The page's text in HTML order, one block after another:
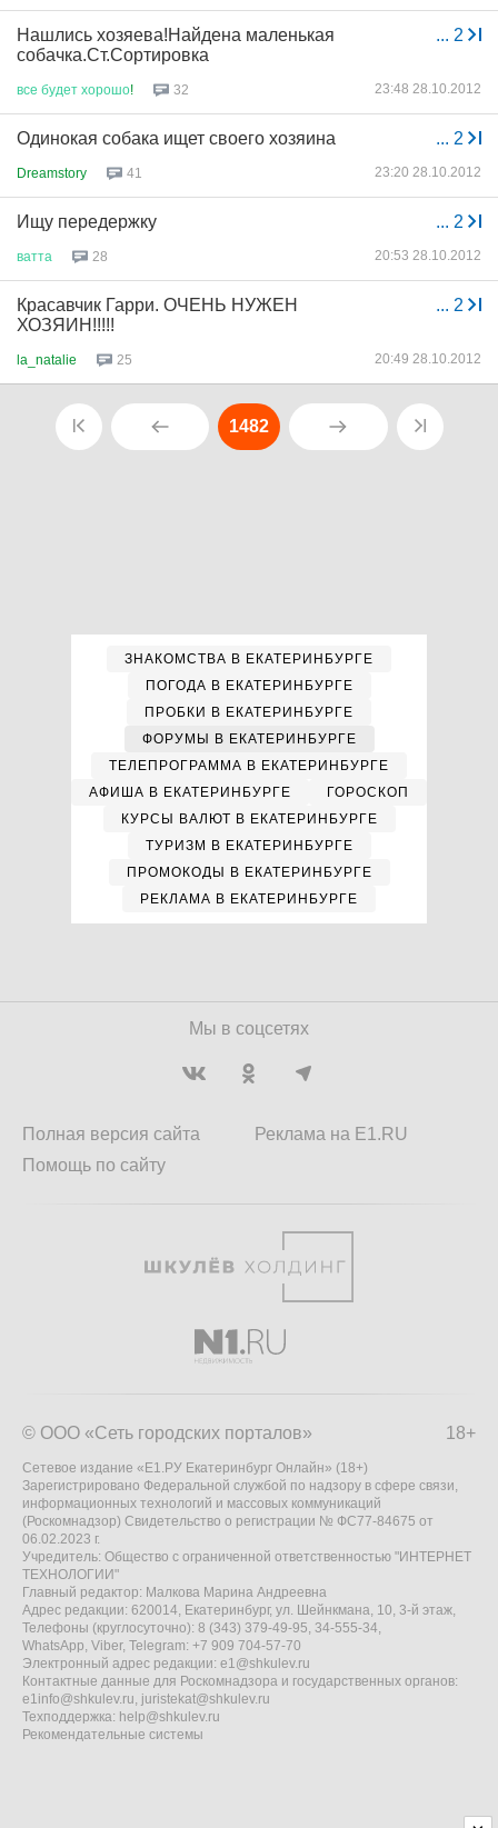
... 2
Нашлись хозяева!Найдена маленькая
собачка.Ст.Сортировка
все будет хорошо! 32 23:48 28.10.2012
... 2
Одинокая собака ищет своего хозяина
Dreamstory 41 23:20 28.10.2012
... 2
Ищу передержку
ватта 28 20:53 28.10.2012
... 2
Красавчик Гарри. ОЧЕНЬ НУЖЕН
ХОЗЯИН!!!!!
la_natalie 25 20:49 28.10.2012
1482
ЗНАКОМСТВА В ЕКАТЕРИНБУРГЕ
ПОГОДА В ЕКАТЕРИНБУРГЕ
ПРОБКИ В ЕКАТЕРИНБУРГЕ
ФОРУМЫ В ЕКАТЕРИНБУРГЕ
ТЕЛЕПРОГРАММА В ЕКАТЕРИНБУРГЕ
АФИША В ЕКАТЕРИНБУРГЕ
ГОРОСКОП
КУРСЫ ВАЛЮТ В ЕКАТЕРИНБУРГЕ
ТУРИЗМ В ЕКАТЕРИНБУРГЕ
ПРОМОКОДЫ В ЕКАТЕРИНБУРГЕ
РЕКЛАМА В ЕКАТЕРИНБУРГЕ
Мы в соцсетях
Полная версия сайта
Помощь по сайту
Реклама на E1.RU
18+
© ООО «Сеть городских порталов»
Сетевое издание «Е1.РУ Екатеринбург Онлайн» (18+)
Зарегистрировано Федеральной службой по надзору в сфере связи,
информационных технологий и массовых коммуникаций
(Роскомнадзор) Свидетельство о регистрации № ФС77-84675 от
06.02.2023 г.
Учредитель: Общество с ограниченной ответственностью "ИНТЕРНЕТ
ТЕХНОЛОГИИ"
Главный редактор: Малкова Марина Андреевна
Адрес редакции: 620014, Екатеринбург, ул. Шейнкмана, 10, 3-й этаж,
Телефоны (круглосуточно): 8 (343) 379-49-95, 34-555-34,
WhatsApp, Viber, Telegram: +7 909 704-57-70
Электронный адрес редакции: e1@shkulev.ru
Контактные данные для Роскомнадзора и государственных органов:
e1info@shkulev.ru, juristekat@shkulev.ru
Техподдержка: help@shkulev.ru
Рекомендательные системы